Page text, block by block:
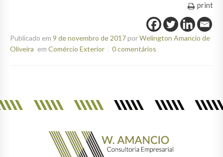
print
Publicado em 9 de novembro de 2017porWelington Amancio de
Oliveira em Comércio Exterior 0 comentários